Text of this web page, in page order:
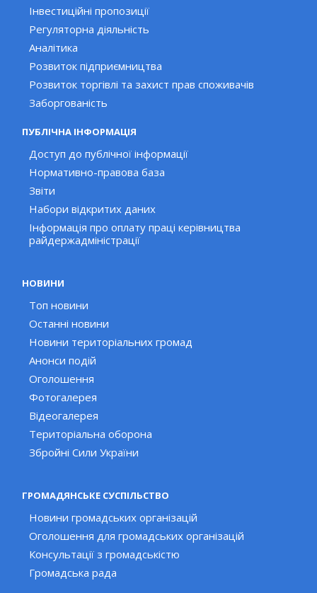
Інвестиційні пропозиції
Регуляторна діяльність
Аналітика
Розвиток підприємництва
Розвиток торгівлі та захист прав споживачів
Заборгованість
ПУБЛІЧНА ІНФОРМАЦІЯ
Доступ до публічної інформації
Нормативно-правова база
Звіти
Набори відкритих даних
Інформація про оплату праці керівництва
райдержадміністрації
НОВИНИ
Топ новини
Останні новини
Новини територіальних громад
Анонси подій
Оголошення
Фотогалерея
Відеогалерея
Територіальна оборона
Збройні Сили України
ГРОМАДЯНСЬКЕ СУСПІЛЬСТВО
Новини громадських організацій
Оголошення для громадських організацій
Консультації з громадськістю
Громадська рада